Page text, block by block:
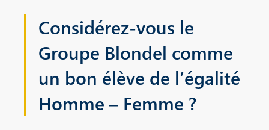
Considérez-vous le
Groupe Blondel comme
un bon élève de l’égalité
Homme – Femme ?